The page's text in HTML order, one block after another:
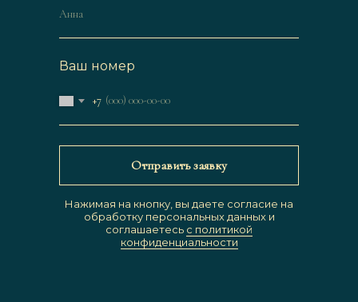
Ваш номер
+7
Отправить заявку
Нажимая на кнопку, вы даете согласие на
обработку персональных данных и
соглашаетесь c политикой
конфиденциальности